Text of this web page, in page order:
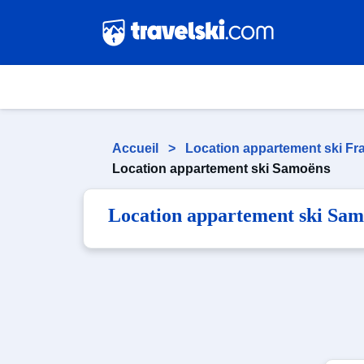
Accueil >
Location appartement ski
Location appartement ski Samoëns
Location appartement ski